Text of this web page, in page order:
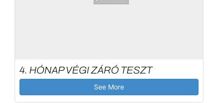
4. HÓNAP VÉGI ZÁRÓ TESZT
See More